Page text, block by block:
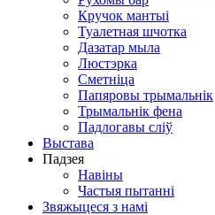
Кручок мантыі
Туалетная шчотка
Дазатар мыла
Люстэрка
Сметніца
Папяровы трымальнік
Трымальнік фена
Падлогавы сліў
Выстава
Падзея
Навіны
Частыя пытанні
Звяжыцеся з намі